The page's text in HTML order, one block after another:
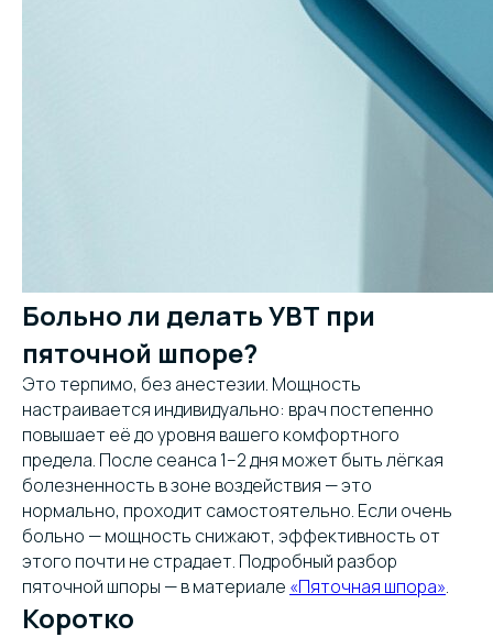
Больно ли делать УВТ при
пяточной шпоре?
Это терпимо, без анестезии. Мощность
настраивается индивидуально: врач постепенно
повышает её до уровня вашего комфортного
предела. После сеанса 1–2 дня может быть лёгкая
болезненность в зоне воздействия — это
нормально, проходит самостоятельно. Если очень
больно — мощность снижают, эффективность от
этого почти не страдает. Подробный разбор
пяточной шпоры — в материале «Пяточная шпора».
Коротко